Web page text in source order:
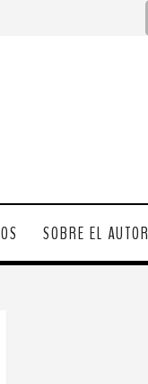
SOBRE EL AUTOR